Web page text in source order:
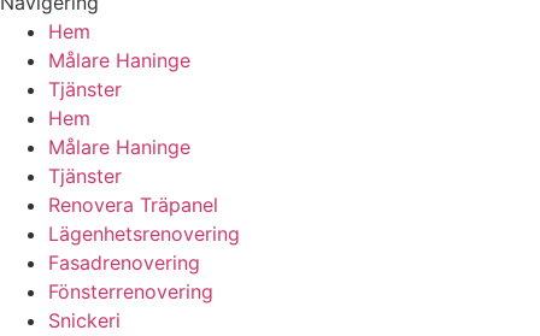
Hem
Målare Haninge
Tjänster
Hem
Målare Haninge
Tjänster
Renovera Träpanel
Lägenhetsrenovering
Fasadrenovering
Fönsterrenovering
Snickeri